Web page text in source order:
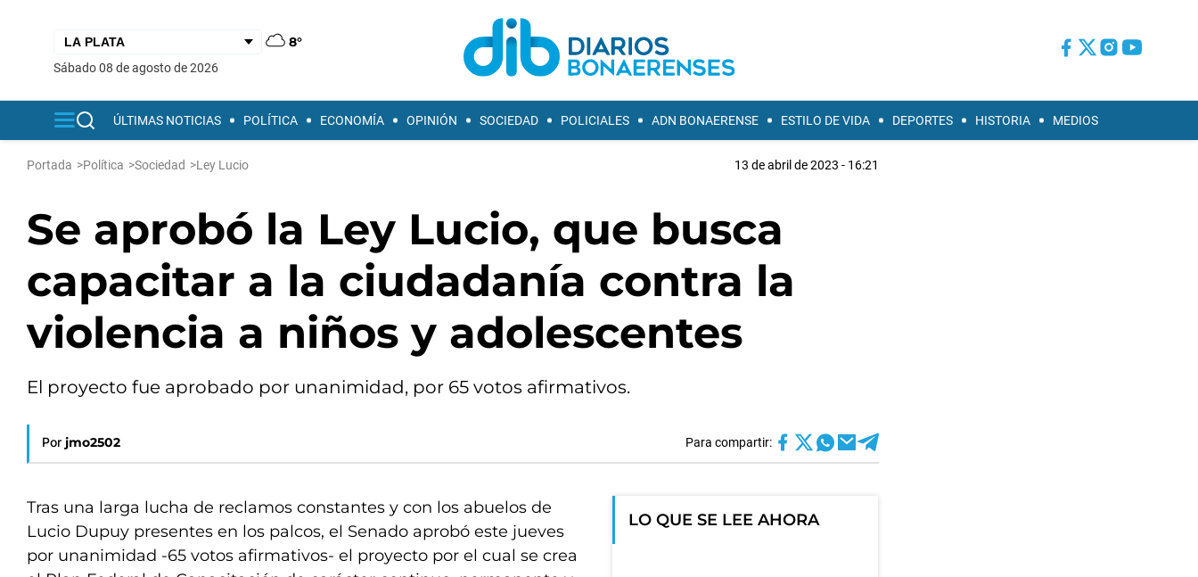
8°
sábado 08 de agosto de 2026
ÚLTIMAS NOTICIAS POLÍTICA ECONOMÍA OPINIÓN SOCIEDAD POLICIALES ADN BONAERENSE ESTILO DE VIDA DEPORTES HISTORIA MEDIOS
Portada >Política >Sociedad >Ley Lucio 13 de abril de 2023 - 16:21
Se aprobó la Ley Lucio, que busca
capacitar a la ciudadanía contra la
violencia a niños y adolescentes
El proyecto fue aprobado por unanimidad, por 65 votos afirmativos.
Por jmo2502 Para compartir:
Tras una larga lucha de reclamos constantes y con los abuelos de
Lucio Dupuy presentes en los palcos, el Senado aprobó este jueves
por unanimidad -65 votos afirmativos- el proyecto por el cual se crea
LO QUE SE LEE AHORA